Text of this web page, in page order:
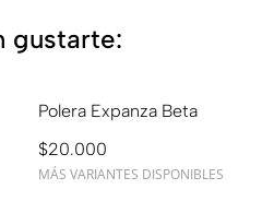
gustarte:
Polera Expanza Beta
$20.000
MÁS VARIANTES DISPONIBLES